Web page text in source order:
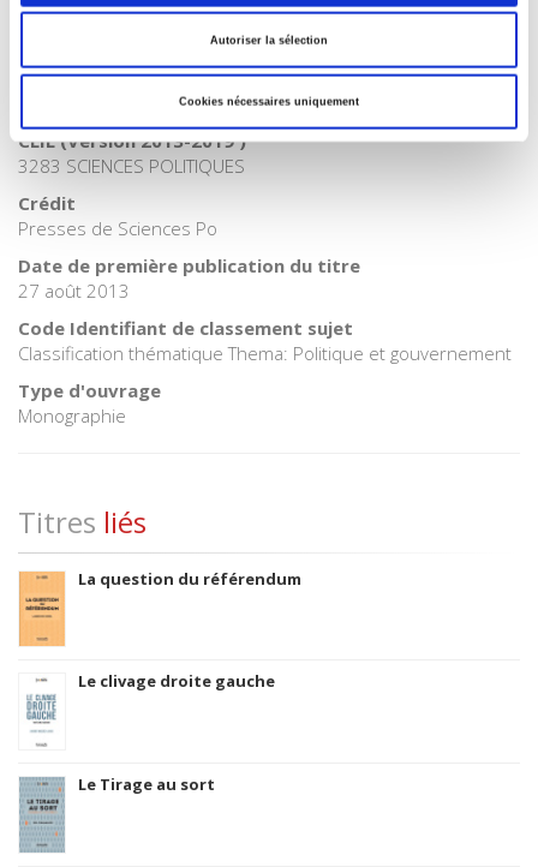
Autoriser la sélection
Cookies nécessaires uniquement
BISAC Subject Heading
POL000000 POLITICAL SCIENCE
Code publique Onix
CLIL (Version 2013-2019 )
3283 SCIENCES POLITIQUES
Crédit
Presses de Sciences Po
Date de première publication du titre
27 août 2013
Code Identifiant de classement sujet
Classification thématique Thema: Politique et gouvernement
Type d'ouvrage
Monographie
Titres liés
La question du référendum
Le clivage droite gauche
Le Tirage au sort